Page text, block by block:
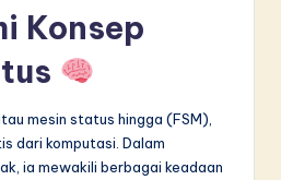
Konsep
mesin status hingga (FSM),
dari komputasi. Dalam
ia mewakili berbagai keadaan